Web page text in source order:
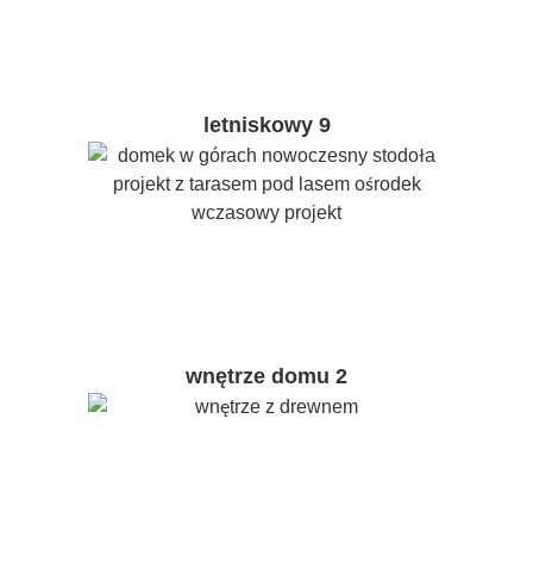
letniskowy 9
wnętrze domu 2